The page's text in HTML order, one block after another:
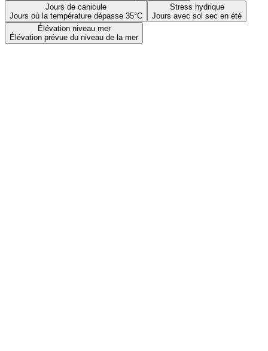
Jours de canicule
Jours où la température dépasse 35°C
Stress hydrique
Jours avec sol sec en été
Élévation niveau mer
Élévation prévue du niveau de la mer